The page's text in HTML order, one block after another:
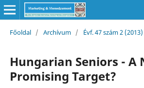
Főoldal / Archívum / Évf. 47 szám 2 (2013)
Hungarian Seniors - A
Promising Target?